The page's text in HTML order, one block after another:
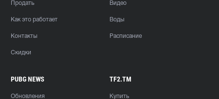
Продать
Как это работает
Контакты
Скидки
Видео
Воды
Расписание
PUBG NEWS
Обновления
TF2.TM
Купить